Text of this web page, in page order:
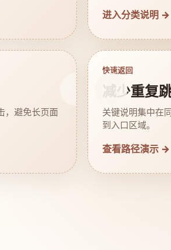
进入分类说明 →
，避免长页面
快速返回
减少重复
关键说明集中在
到入口区域。
查看路径演示 →